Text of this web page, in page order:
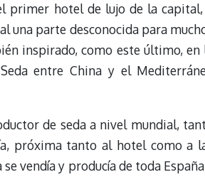
primer hotel de lujo de la
una parte desconocida para
inspirado, como este último, en
entre China y el
de seda a nivel mundial,
próxima tanto al hotel como a
vendía y producía de toda